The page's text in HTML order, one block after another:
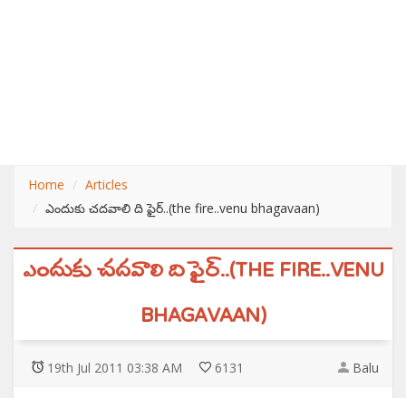
Home
Articles
ఎందుకు చదవాలి ది ఫైర్..(the fire..venu bhagavaan)
ఎందుకు చదవాలి ది ఫైర్..(THE FIRE..VENU
BHAGAVAAN)
19th Jul 2011 03:38 AM 6131 Balu